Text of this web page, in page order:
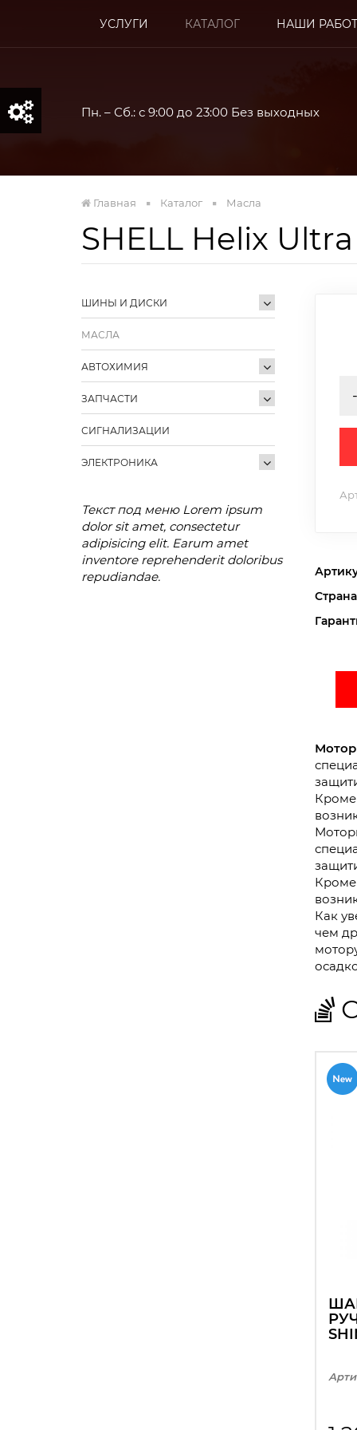
УСЛУГИ КАТАЛОГ НАШИ
Пн. – Сб.: с 9:00 до 23:00 Без выходных
Главная Каталог Масла
SHELL Helix
ШИНЫ И ДИСКИ
МАСЛА
АВТОХИМИЯ
ЗАПЧАСТИ
СИГНАЛИЗАЦИИ
ЭЛЕКТРОНИКА
Текст под меню Lorem ipsum
dolor sit amet, consectetur
adipisicing elit. Earum amet
inventore reprehenderit doloribus
repudiandae.
-
Кроме
Кроме
Как
чем
С